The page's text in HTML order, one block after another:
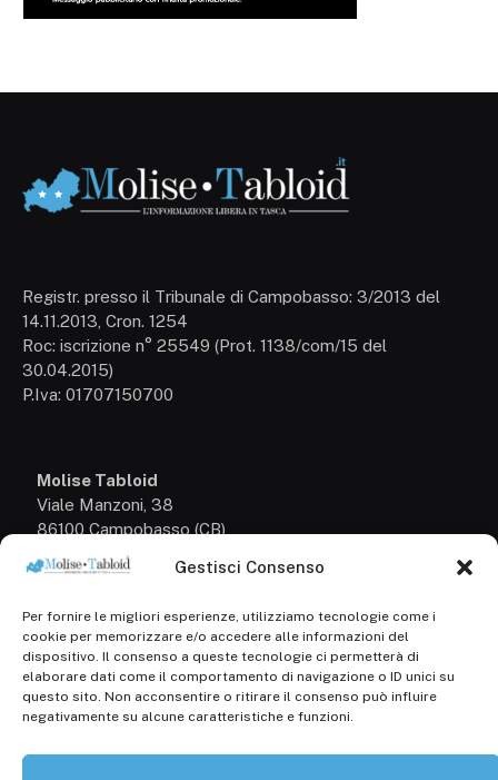
Gestisci Consenso
Per fornire le migliori esperienze, utilizziamo tecnologie come i
cookie per memorizzare e/o accedere alle informazioni del
dispositivo. Il consenso a queste tecnologie ci permetterà di
elaborare dati come il comportamento di navigazione o ID unici su
questo sito. Non acconsentire o ritirare il consenso può influire
negativamente su alcune caratteristiche e funzioni.
Registr. presso il Tribunale di Campobasso: 3/2013 del
14.11.2013, Cron. 1254
Roc: iscrizione n° 25549 (Prot. 1138/com/15 del
30.04.2015)
P.Iva: 01707150700
Molise Tabloid
Viale Manzoni, 38
86100 Campobasso (CB)
Tel.+39 3333169466
Scrivici a:
info@molisetabloid.it
commerciale@molisetabloid.it
Disclaimer